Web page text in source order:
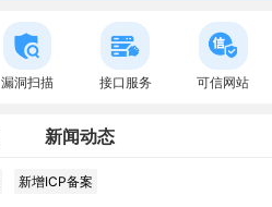
漏洞扫描 接口服务 可信网站
新闻动态
新增ICP备案